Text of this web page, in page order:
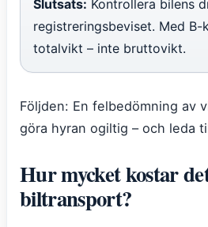
Slutsats: Kontrollera bilens
registreringsbeviset. Med
totalvikt – inte bruttovikt.
Följden: En felbedömning av
göra hyran ogiltig – och leda
Hur mycket kostar
biltransport?